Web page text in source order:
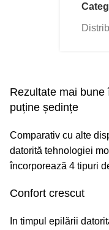
Rezultate mai bune
puține ședințe
Comparativ cu alte
datorită tehnologiei
încorporează 4 tipuri
Confort crescut
In timpul epilării